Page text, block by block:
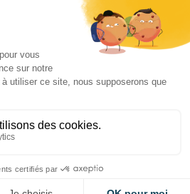
PFA, DE LA FIF ET DE FRANCE
VÉLO